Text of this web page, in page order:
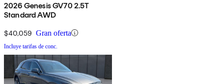
2026 Genesis GV70 2.5T
Standard AWD
$40,059 Gran oferta
Incluye tarifas de conc.